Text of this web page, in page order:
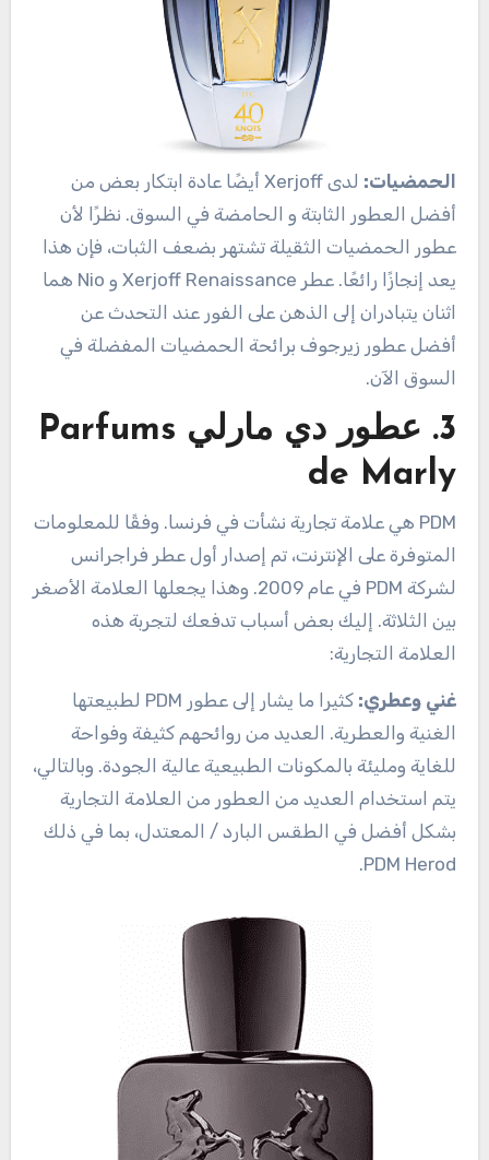
الحمضيات:
لدى Xerjoff أيضًا عادة ابتكار بعض من
أفضل العطور الثابتة و الحامضة في السوق. نظرًا لأن
عطور الحمضيات الثقيلة تشتهر بضعف الثبات، فإن هذا
يعد إنجازًا رائعًا. عطر Xerjoff Renaissance و Nio هما
اثنان يتبادران إلى الذهن على الفور عند التحدث عن
أفضل عطور زيرجوف برائحة الحمضيات المفضلة في
السوق الآن.
3. عطور دي مارل
ي Parfums
de Marly
PDM هي علامة تجارية نشأت في فرنسا. وفقًا للمعلومات
المتوفرة على الإنترنت، تم إصدار أول عطر فراجرانس
لشركة PDM في عام 2009. وهذا يجعلها العلامة الأصغر
بين الثلاثة. إليك بعض أسباب تدفعك لتجربة هذه
العلامة التجارية:
غني وعطري:
كثيرا ما يشار إلى عطور PDM لطبيعتها
الغنية والعطرية. العديد من روائحهم كثيفة وفواحة
للغاية ومليئة بالمكونات الطبيعية عالية الجودة. وبالتالي،
يتم استخدام العديد من العطور من العلامة التجارية
بشكل أفضل في الطقس البارد / المعتدل، بما في ذلك
PDM Herod.